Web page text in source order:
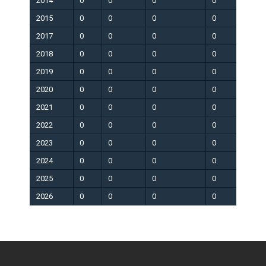
2015
0 0 0 0
2017
0 0 0 0
2018
0 0 0 0
2019
0 0 0 0
2020
0 0 0 0
2021
0 0 0 0
2022
0 0 0 0
2023
0 0 0 0
2024
0 0 0 0
2025
0 0 0 0
2026
0 0 0 0